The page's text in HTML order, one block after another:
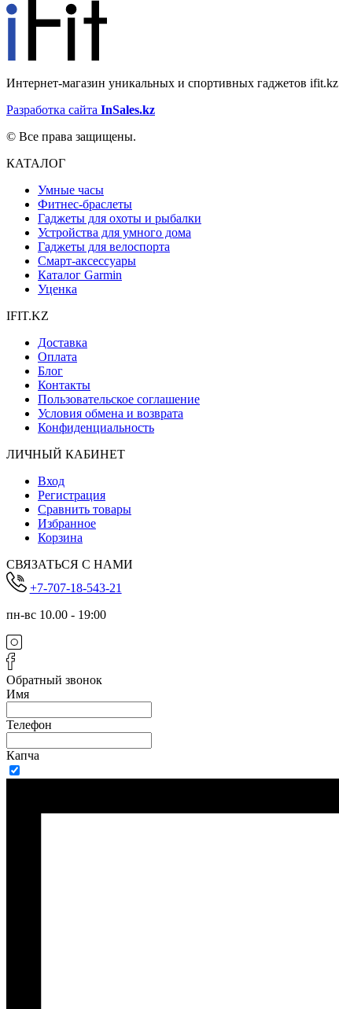
Интернет-магазин уникальных и спортивных гаджетов ifit.kz
Разработка сайта InSales.kz
© Все права защищены.
КАТАЛОГ
Умные часы
Фитнес-браслеты
Гаджеты для охоты и рыбалки
Устройства для умного дома
Гаджеты для велоспорта
Смарт-аксессуары
Каталог Garmin
Уценка
IFIT.KZ
Доставка
Оплата
Блог
Контакты
Пользовательское соглашение
Условия обмена и возврата
Конфиденциальность
ЛИЧНЫЙ КАБИНЕТ
Вход
Регистрация
Сравнить товары
Избранное
Корзина
СВЯЗАТЬСЯ С НАМИ
+7-707-18-543-21
пн-вс 10.00 - 19:00
Обратный звонок
Имя
Телефон
Капча